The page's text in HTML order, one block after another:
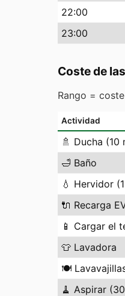
22:00
23:00
Coste de
Rango =
Actividad
🚿 Ducha (10
🛁 Baño
💧 Hervidor
🔌 Recarga
📱 Cargar el
👕 Lavadora
🍽️
🧹 Aspirar